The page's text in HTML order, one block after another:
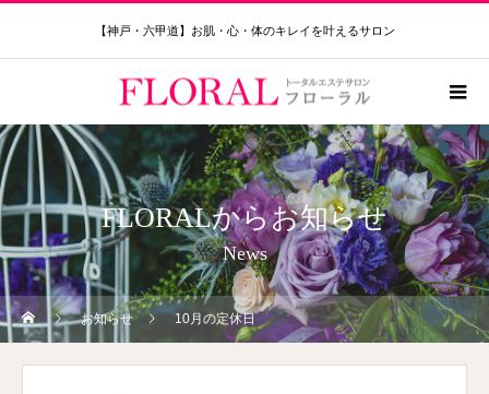
【神戸・六甲道】お肌・心・体のキレイを叶えるサロン
FLORALからお知らせ
News
お知らせ 10月の定休日